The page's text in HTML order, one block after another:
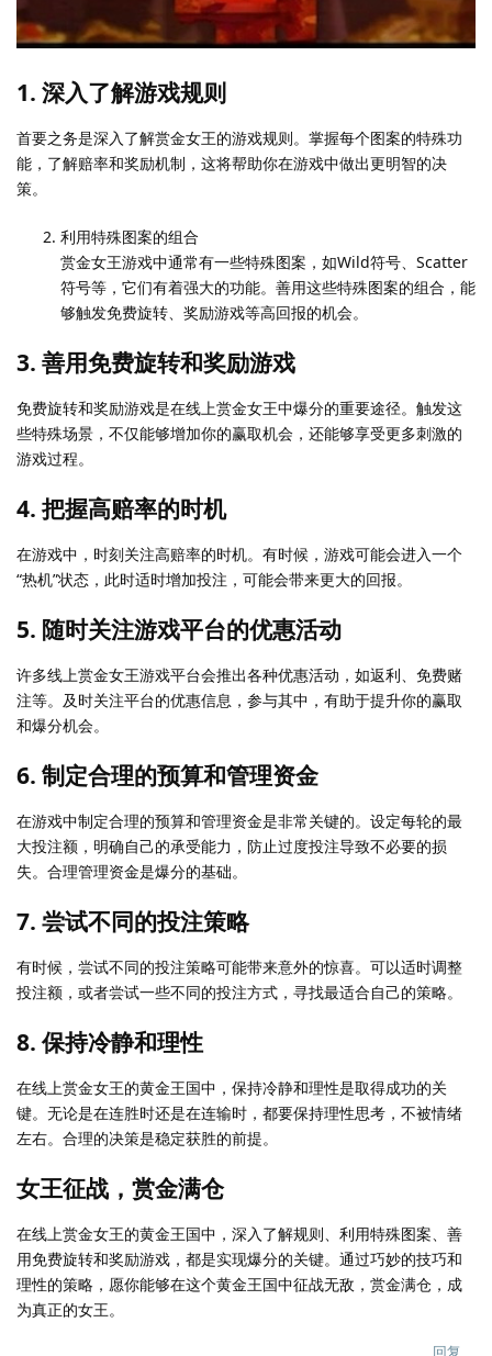
1. 深入了解游戏规则
首要之务是深入了解赏金女王的游戏规则。掌握每个图案的特殊功
能，了解赔率和奖励机制，这将帮助你在游戏中做出更明智的决
策。
利用特殊图案的组合
赏金女王游戏中通常有一些特殊图案，如Wild符号、Scatter
符号等，它们有着强大的功能。善用这些特殊图案的组合，能
够触发免费旋转、奖励游戏等高回报的机会。
3. 善用免费旋转和奖励游戏
免费旋转和奖励游戏是在线上赏金女王中爆分的重要途径。触发这
些特殊场景，不仅能够增加你的赢取机会，还能够享受更多刺激的
游戏过程。
4. 把握高赔率的时机
在游戏中，时刻关注高赔率的时机。有时候，游戏可能会进入一个
“热机”状态，此时适时增加投注，可能会带来更大的回报。
5. 随时关注游戏平台的优惠活动
许多线上赏金女王游戏平台会推出各种优惠活动，如返利、免费赌
注等。及时关注平台的优惠信息，参与其中，有助于提升你的赢取
和爆分机会。
6. 制定合理的预算和管理资金
在游戏中制定合理的预算和管理资金是非常关键的。设定每轮的最
大投注额，明确自己的承受能力，防止过度投注导致不必要的损
失。合理管理资金是爆分的基础。
7. 尝试不同的投注策略
有时候，尝试不同的投注策略可能带来意外的惊喜。可以适时调整
投注额，或者尝试一些不同的投注方式，寻找最适合自己的策略。
8. 保持冷静和理性
在线上赏金女王的黄金王国中，保持冷静和理性是取得成功的关
键。无论是在连胜时还是在连输时，都要保持理性思考，不被情绪
左右。合理的决策是稳定获胜的前提。
女王征战，赏金满仓
在线上赏金女王的黄金王国中，深入了解规则、利用特殊图案、善
用免费旋转和奖励游戏，都是实现爆分的关键。通过巧妙的技巧和
理性的策略，愿你能够在这个黄金王国中征战无敌，赏金满仓，成
为真正的女王。
回复